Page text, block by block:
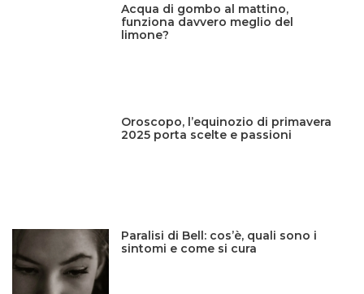
Acqua di gombo al mattino,
funziona davvero meglio del
limone?
Oroscopo, l’equinozio di primavera
2025 porta scelte e passioni
Paralisi di Bell: cos’è, quali sono i
sintomi e come si cura